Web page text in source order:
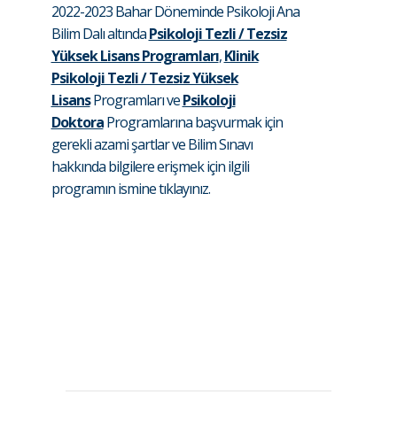
2022-2023 Bahar Döneminde Psikoloji Ana
Bilim Dalı altındaPsikoloji Tezli / Tezsiz
Yüksek Lisans Programları,Klinik
Psikoloji Tezli / Tezsiz Yüksek
LisansProgramları ve Psikoloji
DoktoraProgramlarına başvurmak için
gerekli azami şartlar ve Bilim Sınavı
hakkında bilgilere erişmek için ilgili
programın ismine tıklayınız.